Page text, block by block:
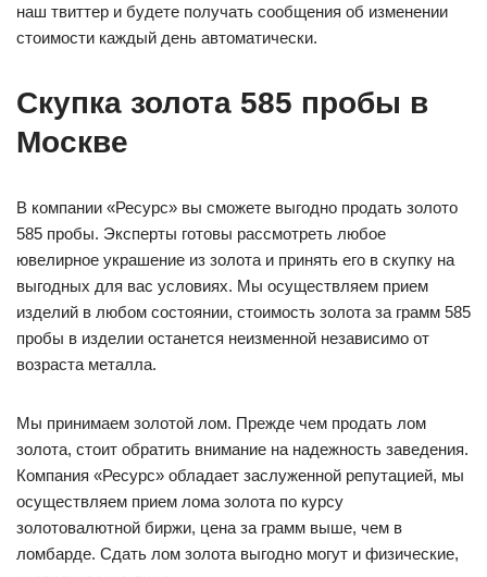
наш твиттер и будете получать сообщения об изменении
стоимости каждый день автоматически.
Скупка золота 585 пробы в
Москве
В компании «Ресурс» вы сможете выгодно продать золото
585 пробы. Эксперты готовы рассмотреть любое
ювелирное украшение из золота и принять его в скупку на
выгодных для вас условиях. Мы осуществляем прием
изделий в любом состоянии, стоимость золота за грамм 585
пробы в изделии останется неизменной независимо от
возраста металла.
Мы принимаем золотой лом. Прежде чем продать лом
золота, стоит обратить внимание на надежность заведения.
Компания «Ресурс» обладает заслуженной репутацией, мы
осуществляем прием лома золота по курсу
золотовалютной биржи, цена за грамм выше, чем в
ломбарде. Сдать лом золота выгодно могут и физические,